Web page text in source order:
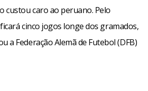
custou caro ao peruano. Pelo
cinco jogos longe dos gramados,
a Federação Alemã de Futebol (DFB)